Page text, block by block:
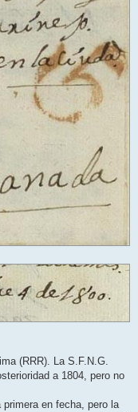
(RRR). La S.F.N.G.
a 1804, pero no
en fecha, pero la